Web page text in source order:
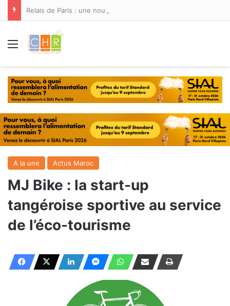
Menu
A la une Actus Maroc
MJ Bike : la start-up
tangéroise sportive au service
de l’éco-tourisme